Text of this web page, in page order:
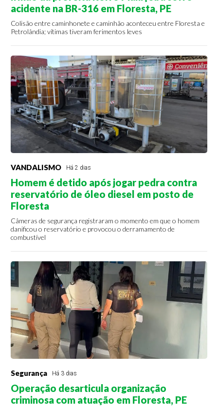
acidente na BR-316 em Floresta, PE
Colisão entre caminhonete e caminhão aconteceu entre Floresta e
Petrolândia; vítimas tiveram ferimentos leves
VANDALISMO Há 2 dias
Homem é detido após jogar pedra contra
reservatório de óleo diesel em posto de
Floresta
Câmeras de segurança registraram o momento em que o homem
danificou o reservatório e provocou o derramamento de
combustível
Segurança Há 3 dias
Operação desarticula organização
criminosa com atuação em Floresta, PE